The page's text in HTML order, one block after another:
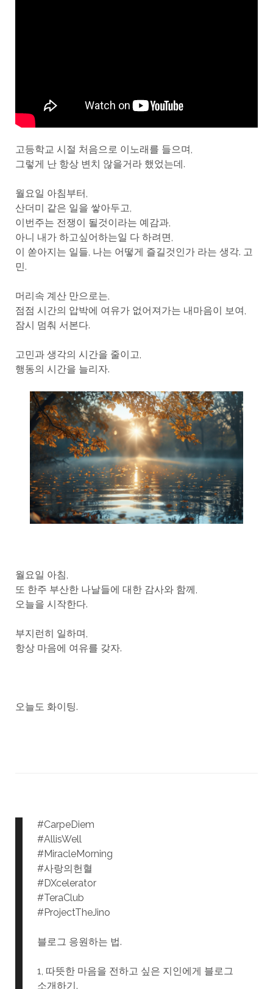
고등학교 시절 처음으로 이노래를 들으며,
그렇게 난 항상 변치 않을거라 했었는데.
월요일 아침부터,
산더미 같은 일을 쌓아두고,
이번주는 전쟁이 될것이라는 예감과,
아니 내가 하고싶어하는일 다 하려면,
이 쏟아지는 일들, 나는 어떻게 즐길것인가 라는 생각. 고
민.
머리속 계산 만으로는,
점점 시간의 압박에 여유가 없어져가는 내마음이 보여,
잠시 멈춰 서본다.
고민과 생각의 시간을 줄이고,
행동의 시간을 늘리자.
월요일 아침,
또 한주 부산한 나날들에 대한 감사와 함께,
오늘을 시작한다.
부지런히 일하며,
항상 마음에 여유를 갖자.
오늘도 화이팅.
#CarpeDiem
#AllisWell
#MiracleMorning
#사랑의헌혈
#DXcelerator
#TeraClub
#ProjectTheJino
블로그 응원하는 법.
1, 따뜻한 마음을 전하고 싶은 지인에게 블로그
소개하기.